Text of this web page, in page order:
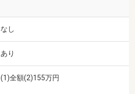
なし
あり
(1)全額(2)155万円